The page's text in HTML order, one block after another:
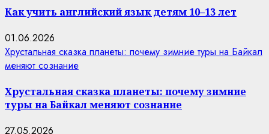
Как учить английский язык детям 10–13 лет
01.06.2026
Хрустальная сказка планеты: почему зимние туры на Байкал
меняют сознание
Хрустальная сказка планеты: почему зимние
туры на Байкал меняют сознание
27.05.2026